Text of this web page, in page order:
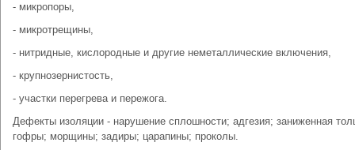
- микропоры,
- микротрещины,
- нитридные, кислородные и другие неметаллические включения,
- крупнозернистость,
- участки перегрева и пережога.
Дефекты изоляции - нарушение сплошности; адгезия; заниженная
гофры; морщины; задиры; царапины; проколы.